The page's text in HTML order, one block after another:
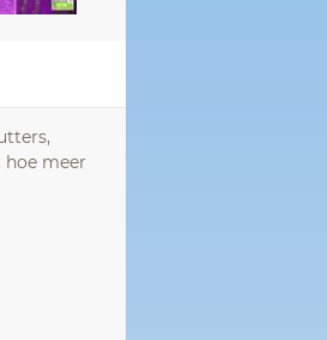
hoe meer